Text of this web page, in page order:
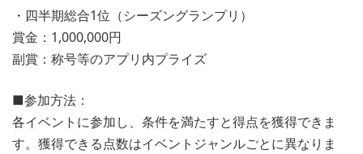
・四半期総合1位（シーズングランプリ）
賞金：1,000,000円
副賞：称号等のアプリ内プライズ
■参加方法：
各イベントに参加し、条件を満たすと得点を獲得できま
す。獲得できる点数はイベントジャンルごとに異なりま